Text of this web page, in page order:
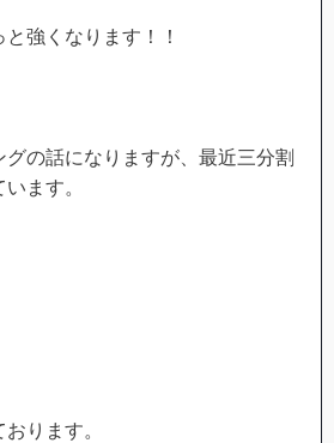
強くなります！！
の話になりますが、最近三分割
ます。
ります。